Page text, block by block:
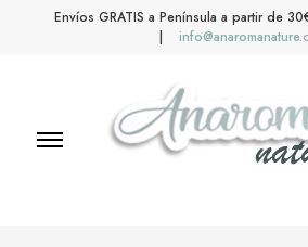
Envíos GRATIS a Península a partir de
|